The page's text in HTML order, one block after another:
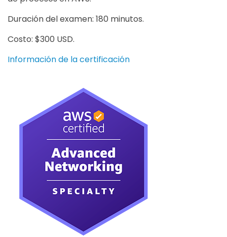
Duración del examen: 180 minutos.
Costo: $300 USD.
Información de la certificación